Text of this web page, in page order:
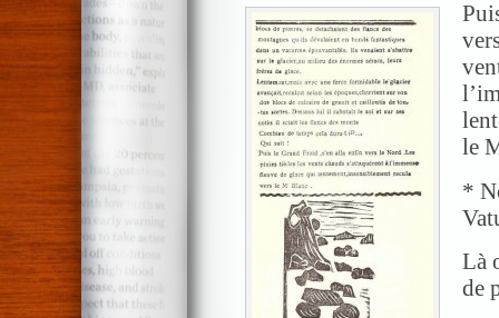
le
*
Là
de